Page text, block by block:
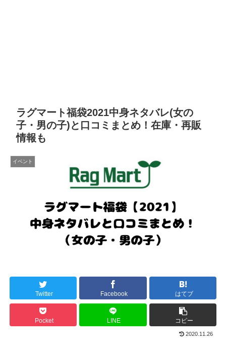
ラグマート福袋2021中身ネタバレ(女の
子・男の子)と口コミまとめ！在庫・再販
情報も
イベント
Twitter Facebook はてブ
Pocket LINE コピー
2020.11.26